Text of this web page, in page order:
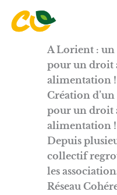
A Lorient :
pour un droit
alimentation !
Création
pour un droit
alimentation !
Depuis
collectif
les
Réseau